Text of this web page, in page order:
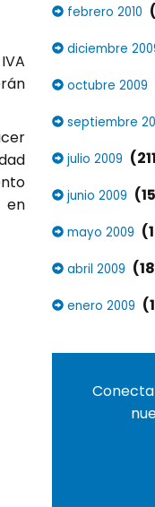
en
febrero 2010
diciembre
octubre 2009
septiembre
julio 2009
junio 2009
mayo 2009
abril 2009
enero 2009